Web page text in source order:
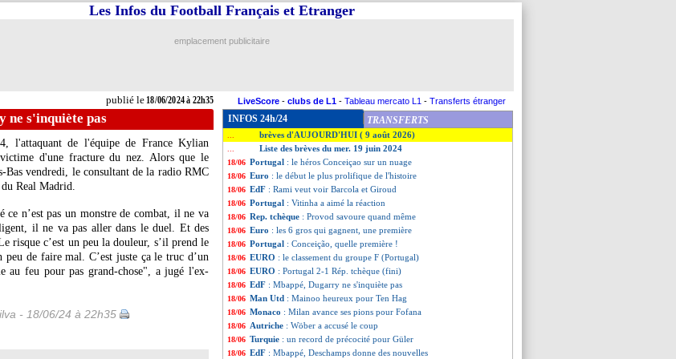
publié le18/06/2024 à 22h35
Les Infos du Football Français et Etranger
emplacement publicitaire
LiveScore - clubs de L1 - Tableau mercato L1 - Transferts étranger
ne s'inquiète pas
l'attaquant de l'équipe de France Kylian
d'une fracture du nez. Alors que le
Bas vendredi, le consultant de la radio RMC
Real Madrid.
n’est pas un monstre de combat, il ne va
il ne va pas aller dans le duel. Et des
risque c’est un peu la douleur, s’il prend le
de faire mal. C’est juste ça le truc d’un
au feu pour pas grand-chose", a jugé l'ex-
- 18/06/24 à 22h35
INFOS 24h/24 TRANSFERTS
brèves d'AUJOURD'HUI ( 9 août 2026)
Liste des brèves du mer. 19 juin 2024
18/06 Portugal : le héros Conceiçao sur un nuage
18/06 Euro : le début le plus prolifique de l'histoire
18/06 EdF : Rami veut voir Barcola et Giroud
18/06 Portugal : Vitinha a aimé la réaction
18/06 Rep. tchèque : Provod savoure quand même
18/06 Euro : les 6 gros qui gagnent, une première
18/06 Portugal : Conceição, quelle première !
18/06 EURO : le classement du groupe F (Portugal)
18/06 EURO : Portugal 2-1 Rép. tchèque (fini)
18/06 EdF : Mbappé, Dugarry ne s'inquiète pas
18/06 Man Utd : Mainoo heureux pour Ten Hag
18/06 Monaco : Milan avance ses pions pour Fofana
18/06 Autriche : Wöber a accusé le coup
18/06 Turquie : un record de précocité pour Güler
18/06 EdF : Mbappé, Deschamps donne des nouvelles